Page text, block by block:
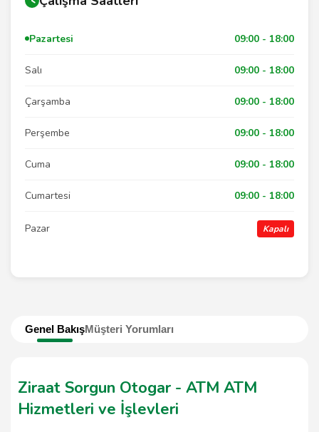
Genel BakışMüşteri Yorumları
Ziraat Sorgun Otogar - ATM ATM
Hizmetleri ve İşlevleri
Pazartesi 09:00 - 18:00
Salı 09:00 - 18:00
Çarşamba 09:00 - 18:00
Perşembe 09:00 - 18:00
Cuma 09:00 - 18:00
Cumartesi 09:00 - 18:00
Pazar Kapalı